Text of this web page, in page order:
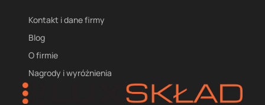
Kontakt i dane firmy
Blog
O firmie
Nagrody i wyróżnienia